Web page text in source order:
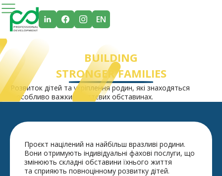
EN
BUILDING
STRONGER FAMILIES
Розвиток дітей та укріплення родин, які знаходяться
в особливо важких життєвих обставинах.
Проєкт націлений на найбільш вразливі родини.
Вони отримують індивідуальні фахові послуги, що
змінюють складні обставини їхнього життя
та сприяють повноцінному розвитку дітей.